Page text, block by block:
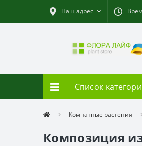
Наш адрес
Список
Комнатные растения
Композиция